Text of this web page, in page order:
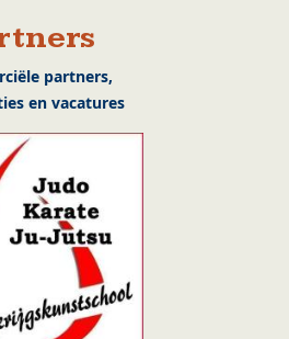
partners,
en vacatures